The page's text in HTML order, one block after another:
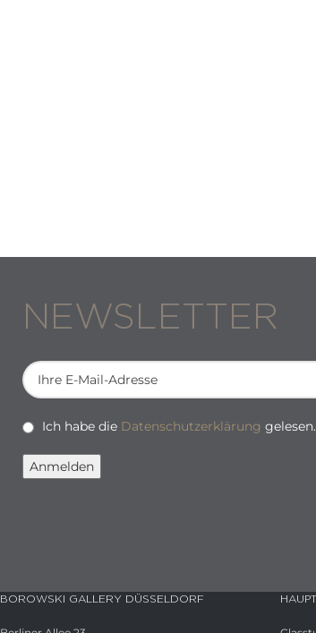
NEWSLETTER
Ich habe die Datenschutzerklärung gelesen.
BOROWSKI GALLERY DÜSSELDORF